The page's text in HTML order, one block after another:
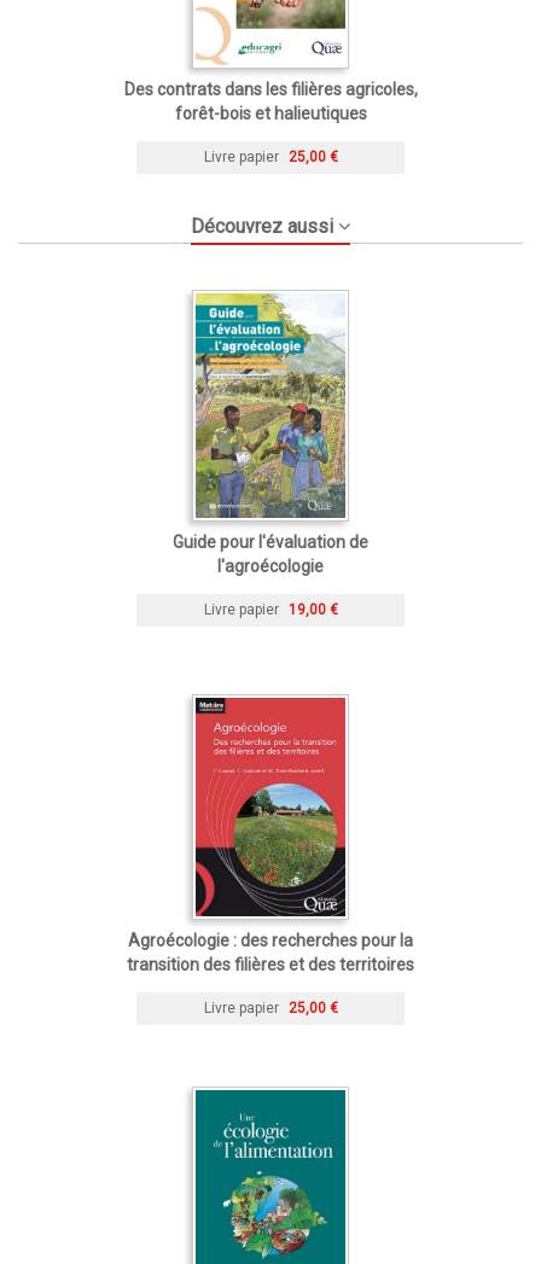
Des contrats dans les filières agricoles,
forêt-bois et halieutiques
Livre papier 25,00 €
Découvrez aussi
Guide pour l'évaluation de
l'agroécologie
Livre papier 19,00 €
Agroécologie : des recherches pour la
transition des filières et des territoires
Livre papier 25,00 €